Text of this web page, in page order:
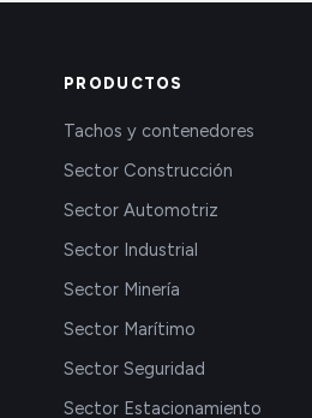
PRODUCTOS
Tachos y contenedores
Sector Construcción
Sector Automotriz
Sector Industrial
Sector Minería
Sector Marítimo
Sector Seguridad
Sector Estacionamiento